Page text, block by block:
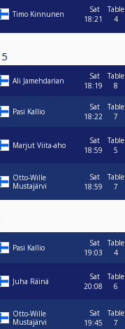
Timo Kinnunen
Sat
18:21
Table
4
5
Ali Jamehdarian
Sat
18:19
Table
8
Pasi Kallio
Sat
18:22
Table
7
Marjut Viita-aho
Sat
18:59
Table
5
Otto-Wille
Mustajärvi
Sat
18:59
Table
7
Pasi Kallio
Sat
19:03
Table
4
Juha Räinä
Sat
20:08
Table
6
Otto-Wille
Mustajärvi
Sat
19:45
Table
7